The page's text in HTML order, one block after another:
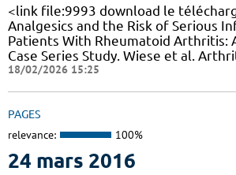
<link file:9993 download le
Analgesics and the Risk of Serious
Patients With Rheumatoid Arthritis:
Case Series Study. Wiese et al.
18/02/2026 15:25
PAGES
relevance: 100%
24 mars 2016